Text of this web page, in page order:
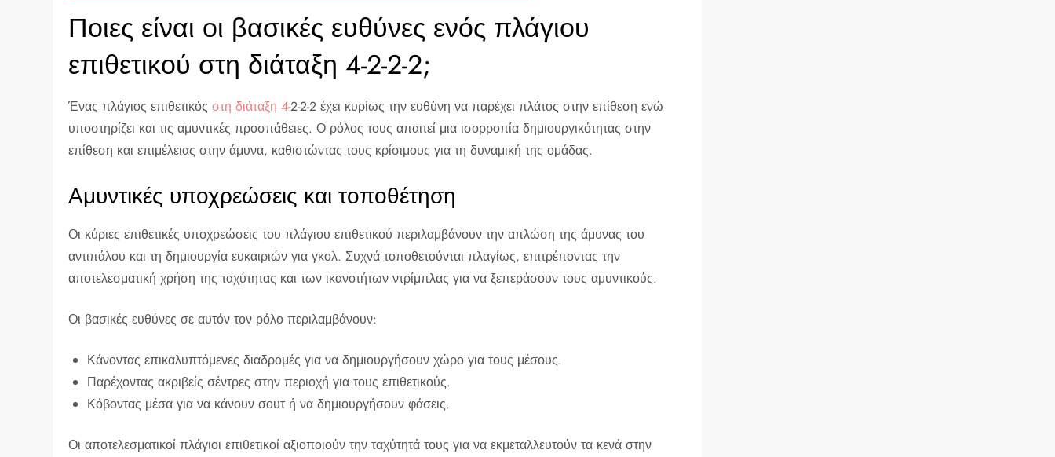
Ποιες είναι οι βασικές ευθύνες ενός πλάγιου
επιθετικού στη διάταξη 4-2-2-2;
Ένας πλάγιος επιθετικόςστη διάταξη 4-2-2-2 έχει κυρίως την ευθύνη να παρέχει πλάτος στην επίθεση ενώ
υποστηρίζει και τις αμυντικές προσπάθειες. Ο ρόλος τους απαιτεί μια ισορροπία δημιουργικότητας στην
επίθεση και επιμέλειας στην άμυνα, καθιστώντας τους κρίσιμους για τη δυναμική της ομάδας.
Αμυντικές υποχρεώσεις και τοποθέτηση
Οι κύριες επιθετικές υποχρεώσεις του πλάγιου επιθετικού περιλαμβάνουν την απλώση της άμυνας του
αντιπάλου και τη δημιουργία ευκαιριών για γκολ. Συχνά τοποθετούνται πλαγίως, επιτρέποντας την
αποτελεσματική χρήση της ταχύτητας και των ικανοτήτων ντρίμπλας για να ξεπεράσουν τους αμυντικούς.
Οι βασικές ευθύνες σε αυτόν τον ρόλο περιλαμβάνουν:
Κάνοντας επικαλυπτόμενες διαδρομές για να δημιουργήσουν χώρο για τους μέσους.
Παρέχοντας ακριβείς σέντρες στην περιοχή για τους επιθετικούς.
Κόβοντας μέσα για να κάνουν σουτ ή να δημιουργήσουν φάσεις.
Οι αποτελεσματικοί πλάγιοι επιθετικοί αξιοποιούν την ταχύτητά τους για να εκμεταλλευτούν τα κενά στην